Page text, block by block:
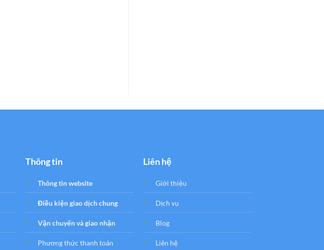
Thông tin
Thông tin website
Điều kiện giao dịch chung
Vận chuyển và giao nhận
Phương thức thanh toán
Liên hệ
Giới thiệu
Dịch vụ
Blog
Liên hệ